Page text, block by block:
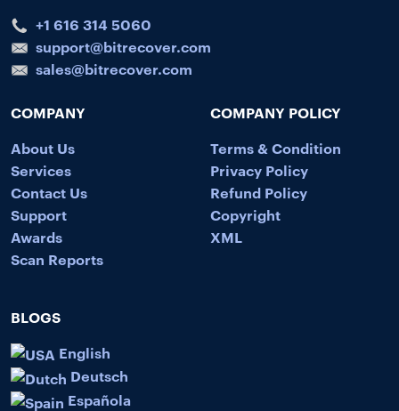
+1 616 314 5060
support@bitrecover.com
sales@bitrecover.com
COMPANY
About Us
Services
Contact Us
Support
Awards
Scan Reports
COMPANY POLICY
Terms & Condition
Privacy Policy
Refund Policy
Copyright
XML
BLOGS
English
Deutsch
Española